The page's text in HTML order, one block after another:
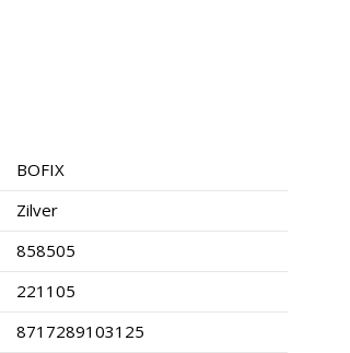
BOFIX
Zilver
858505
221105
8717289103125